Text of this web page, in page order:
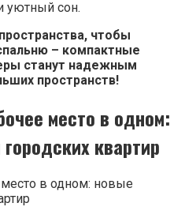
уютный сон.
чтобы
– компактные
станут надежным
пространств!
место в одном:
квартир